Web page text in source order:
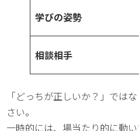
学びの姿勢
相談相手
「どっちが正しいか？」では
さい。
一時的には、場当たり的に動